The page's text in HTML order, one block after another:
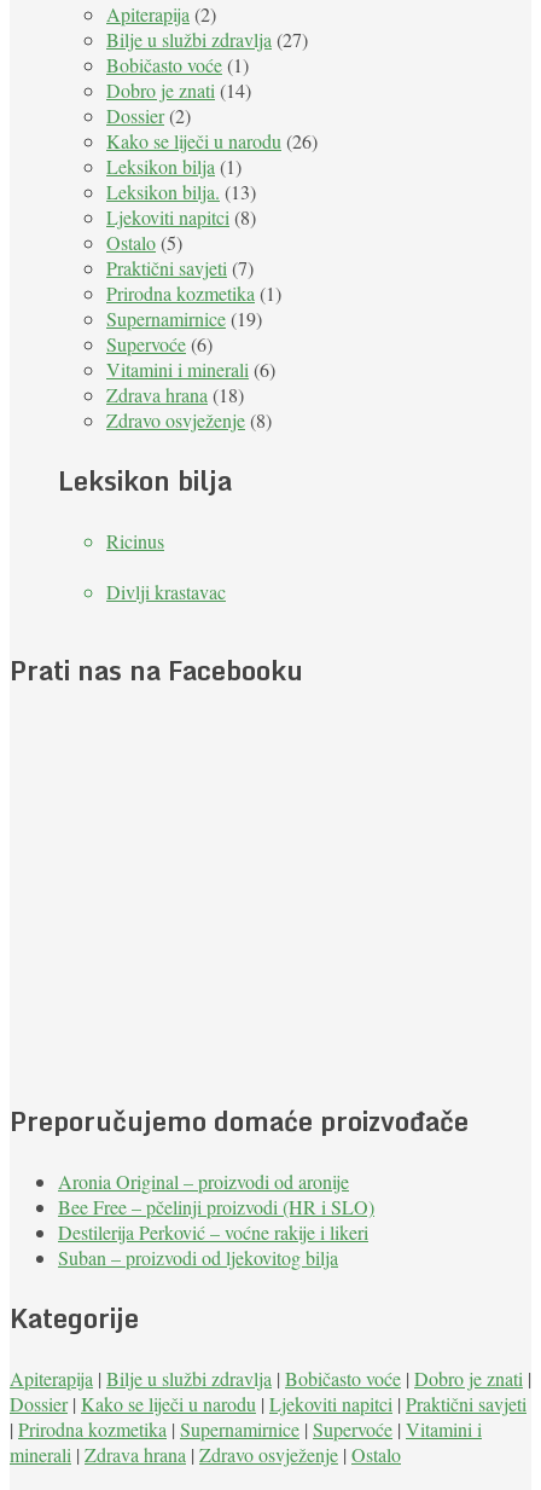
Apiterapija (2)
Bilje u službi zdravlja (27)
Bobičasto voće(1)
Dobro je znati (14)
Dossier(2)
Kako se liječi u narodu (26)
Leksikon bilja (1)
Leksikon bilja. (13)
Ljekoviti napitci (8)
Ostalo(5)
Praktični savjeti (7)
Prirodna kozmetika (1)
Supernamirnice(19)
Supervoće(6)
Vitamini i minerali (6)
Zdrava hrana (18)
Zdravo osvježenje(8)
Leksikon bilja
Ricinus
Divlji krastavac
Prati nas na Facebooku
Preporučujemo domaće proizvođače
Aronia Original – proizvodi od aronije
Bee Free – pčelinji proizvodi (HR i SLO)
Destilerija Perković – voćne rakije i likeri
Suban – proizvodi od ljekovitog bilja
Kategorije
Apiterapija | Bilje u službi zdravlja | Bobičasto voće | Dobro je znati |
Dossier| Kako se liječi u narodu | Ljekoviti napitci | Praktični savjeti
| Prirodna kozmetika | Supernamirnice | Supervoće | Vitamini i
minerali | Zdrava hrana | Zdravo osvježenje | Ostalo